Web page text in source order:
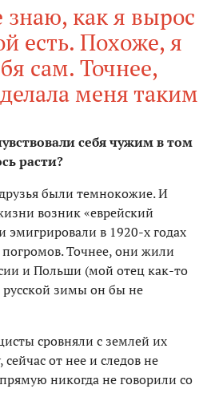
знаю, как я вырос
есть. Похоже, я
сам. Точнее,
меня таким
себя чужим в том
расти?
были темнокожие. И
возник «еврейский
эмигрировали в 1920-х годах
погромов. Точнее, они жили
и Польши (мой отец как-то
русской зимы он бы не
сровняли с землей их
от нее и следов не
никогда не говорили со